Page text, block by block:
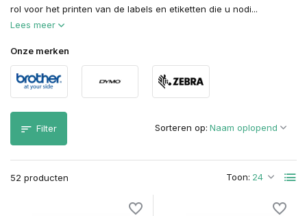
rol voor het printen van de labels en etiketten die u nodi...
Lees meer
Onze merken
Filter
52 producten Toon:
Sorteren op: